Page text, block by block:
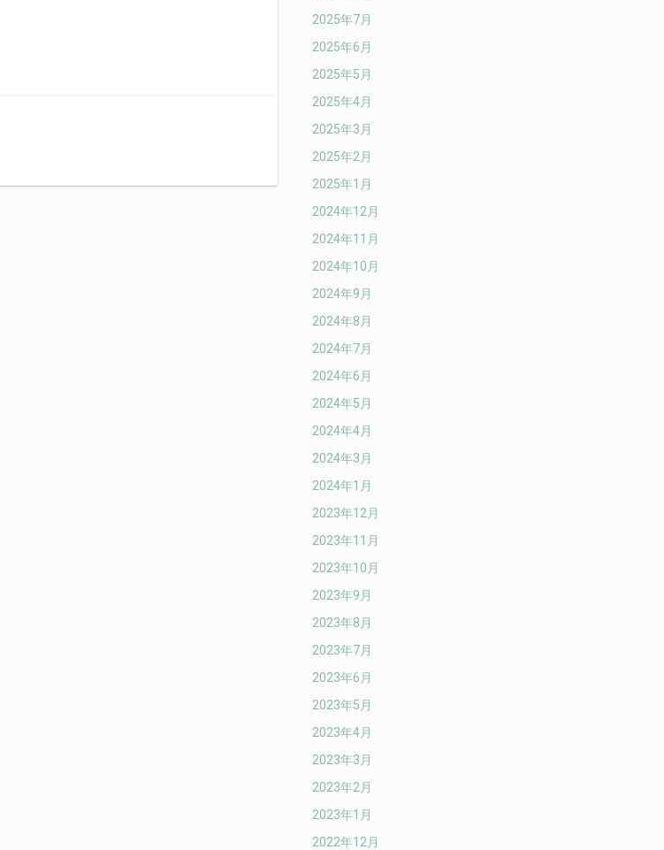
2025年7月
2025年6月
2025年5月
2025年4月
2025年3月
2025年2月
2025年1月
2024年12月
2024年11月
2024年10月
2024年9月
2024年8月
2024年7月
2024年6月
2024年5月
2024年4月
2024年3月
2024年1月
2023年12月
2023年11月
2023年10月
2023年9月
2023年8月
2023年7月
2023年6月
2023年5月
2023年4月
2023年3月
2023年2月
2023年1月
2022年12月